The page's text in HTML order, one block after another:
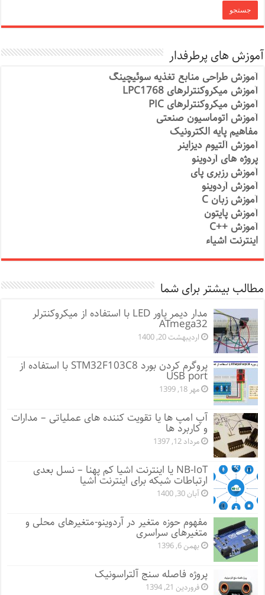
آموزش های پرطرفدار
آموزش طراحی منابع تغذیه سوئیچینگ
آموزش میکروکنترلرهای LPC1768
آموزش میکروکنترلرهای PIC
آموزش اتوماسیون صنعتی
مفاهیم پایه الکترونیک
آموزش آلتیوم دیزاینر
پروژه های آردوینو
آموزش رزبری پای
آموزش آردوینو
آموزش زبان C
آموزش پایتون
آموزش ++C
اینترنت اشیاء
مطالب بیشتر برای شما
مدار دیمر پاور LED با استفاده از میکروکنترلر
ATmega32
اردیبهشت 20, 1400
پروگرم کردن بورد STM32F103C8 با استفاده از
USB port
مهر 18, 1399
آپ امپ ها یا تقویت کننده های عملیاتی – مدارات
و کاربرد ها
مرداد 12, 1397
NB-IoT یا اینترنت اشیا کم پهنا – نسل بعدی
ارتباطات شبکه برای اینترنت اشیا
آبان 30, 1400
مفهوم حوزه متغیر در آردوینو-متغیرهای محلی و
متغیرهای سراسری
بهمن 6, 1396
پروژه فاصله سنج آلتراسونیک
فروردین 21, 1394